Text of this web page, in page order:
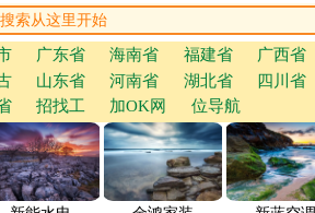
广东省 海南省 福建省 广西省
山东省 河南省 湖北省 四川省
招找工 加OK网 位导航